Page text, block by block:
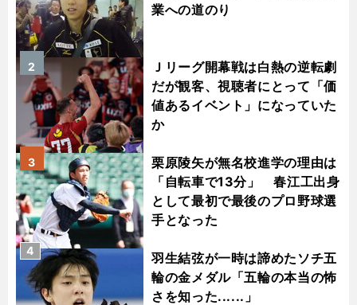
業への道のり
Ｊリーグ開幕戦は白熱の逆転劇
だが観客、視聴者にとって「価
値あるイベント」になっていた
か
2
栗原陵矢が無名校進学の理由は
「自転車で13分」 春江工出身
として最初で最後のプロ野球選
手となった
3
羽生結弦が一時は諦めたソチ五
輪の金メダル「五輪の本当の怖
さを知った......」
4